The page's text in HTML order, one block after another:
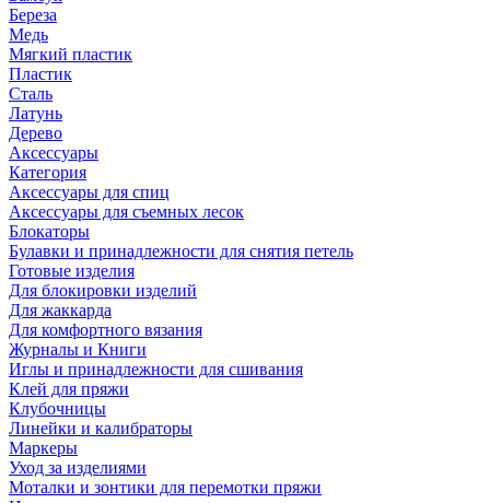
Береза
Медь
Мягкий пластик
Пластик
Сталь
Латунь
Дерево
Аксессуары
Категория
Аксессуары для спиц
Аксессуары для съемных лесок
Блокаторы
Булавки и принадлежности для снятия петель
Готовые изделия
Для блокировки изделий
Для жаккарда
Для комфортного вязания
Журналы и Книги
Иглы и принадлежности для сшивания
Клей для пряжи
Клубочницы
Линейки и калибраторы
Маркеры
Уход за изделиями
Моталки и зонтики для перемотки пряжи